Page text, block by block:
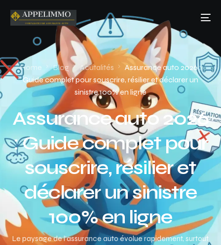
Home Blog Acutalités
Assurance auto 2026 :
Guide complet pour souscrire, résilier et déclarer un
sinistre 100% en ligne
Assurance auto 2026
: Guide complet pour
souscrire, résilier et
déclarer un sinistre
100% en ligne
Le paysage de l’assurance auto évolue rapidement, surtout